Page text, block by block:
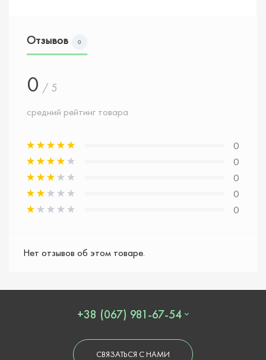
Отзывов 0
0 / 5
средний рейтинг товара
0
0
0
0
0
Нет отзывов об этом товаре.
+38 (067) 981-67-54
СВЯЗАТЬСЯ С НАМИ